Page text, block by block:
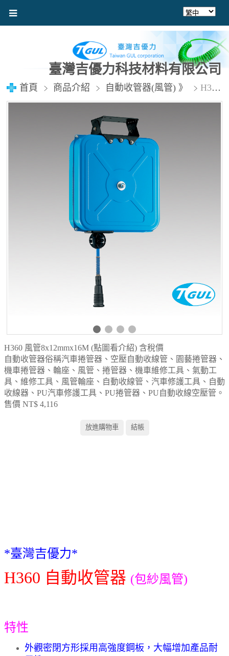
臺灣吉優力科技材料有限公司
首頁 商品介紹 自動收管器(風管) 》 H360 風管8x12mmx16M (點圖看介紹) 含稅價
H360 風管8x12mmx16M (點圖看介紹) 含稅價
自動收管器俗稱汽車捲管器、空壓自動收線管、園藝捲管器、
機車捲管器、輪座、風管、捲管器、機車維修工具、氣動工
具、維修工具、風管輪座、自動收線管、汽車修護工具、自動
收線器、PU汽車修護工具、PU捲管器、PU自動收線空壓管。
售價 NT$ 4,116
*臺灣吉優力*
H360 自動收管器 (包紗風管)
特性
外觀密閉方形採用高強度鋼板，大幅增加產品耐